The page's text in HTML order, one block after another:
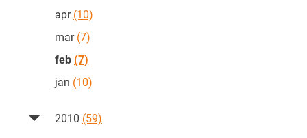
apr(10)
mar(7)
feb (7)
jan (10)
2010 (59)